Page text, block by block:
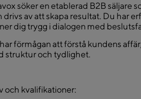
söker en etablerad B2B säljare
drivs av att skapa resultat. Du har
dig trygg i dialogen med
förmågan att förstå kundens
struktur och tydlighet.
och kvalifikationer: